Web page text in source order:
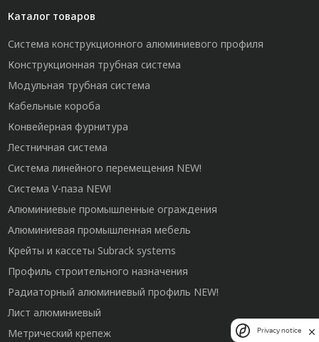
Каталог товаров
Система конструкционного алюминиевого профиля
Конструкционная трубная система
Модульная трубная система
Кабельные короба
Конвейерная фурнитура
Лестничная система
Система линейного перемещения NEW!
Система V-паза NEW!
Алюминиевые промышленные ограждения
Алюминиевая промышленная мебель
Крейты и кассеты Subrack systems
Профиль строительного назначения
Радиаторный алюминиевый профиль NEW!
Лист алюминиевый
Метрический крепеж
Privacy notice